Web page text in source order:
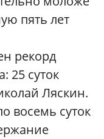
пять лет
рекорд
25 суток
Ляскин.
восемь суток